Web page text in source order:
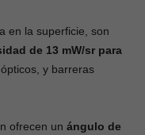
en la superficie, son
de 13 mW/sr para
ópticos, y barreras
ofrecen un ángulo de